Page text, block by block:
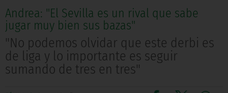
Andrea: "El Sevilla es un rival que sabe
jugar muy bien sus bazas"
"No podemos olvidar que este derbi es
de liga y lo importante es seguir
sumando de tres en tres"